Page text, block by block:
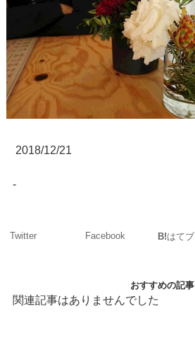
2018/12/21
-
Twitter Facebook B!はてブ
おすすめの記事
関連記事はありませんでした